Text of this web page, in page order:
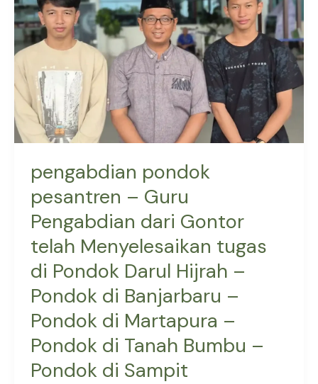
pengabdian pondok
pesantren – Guru
Pengabdian dari Gontor
telah Menyelesaikan tugas
di Pondok Darul Hijrah –
Pondok di Banjarbaru –
Pondok di Martapura –
Pondok di Tanah Bumbu –
Pondok di Sampit
Guru
Pengabdian
dari
Gontor
telah
Menyelesaikan
tugas
di
Darul
Hijrah
–
Pondok
di
Banjarbaru
–
di
Martapura
–